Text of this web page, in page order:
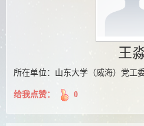
王
所在单位：山东大学（威海）党工
给我点赞： 0